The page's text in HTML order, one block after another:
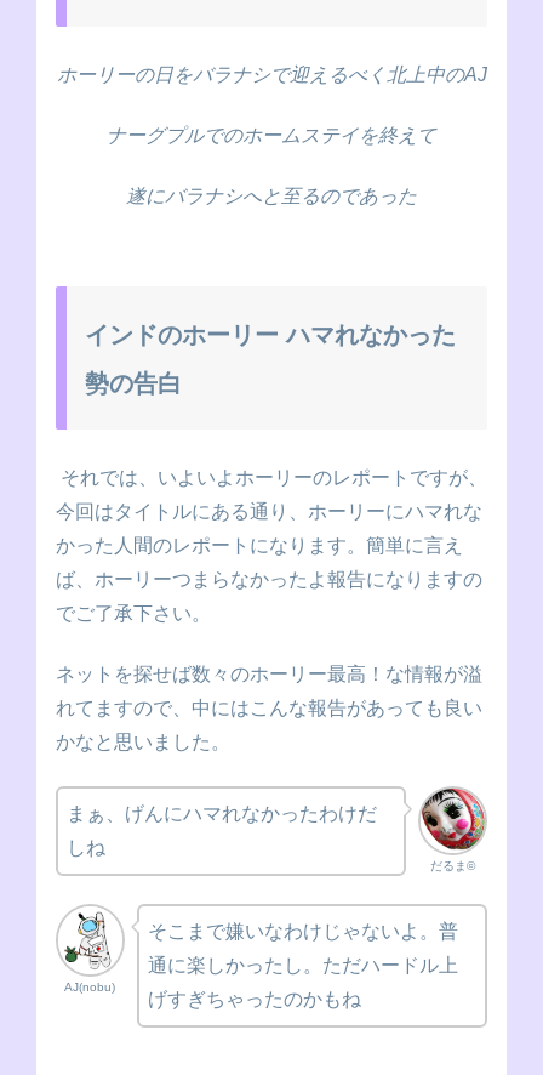
ホーリーの日をバラナシで迎えるべく北上中のAJ
ナーグプルでのホームステイを終えて
遂にバラナシへと至るのであった
インドのホーリー ハマれなかった
勢の告白
それでは、いよいよホーリーのレポートですが、
今回はタイトルにある通り、ホーリーにハマれな
かった人間のレポートになります。簡単に言え
ば、ホーリーつまらなかったよ報告になりますの
でご了承下さい。
ネットを探せば数々のホーリー最高！な情報が溢
れてますので、中にはこんな報告があっても良い
かなと思いました。
だるま©
まぁ、げんにハマれなかったわけだ
しね
AJ(nobu)
そこまで嫌いなわけじゃないよ。普
通に楽しかったし。ただハードル上
げすぎちゃったのかもね